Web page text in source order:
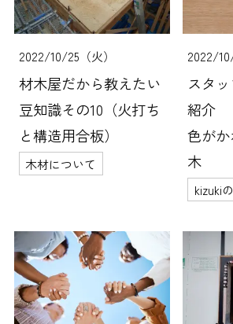
2022/10/25（火）
材木屋だから教えたい
豆知識その10（火打ち
と構造用合板）
木材について
2022/
スタ
紹介
色が
木
kizuki